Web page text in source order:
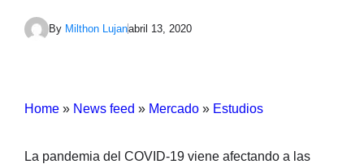
By Milthon Lujanabril 13, 2020
Home » News feed » Mercado » Estudios
La pandemia del COVID-19 viene afectando a las